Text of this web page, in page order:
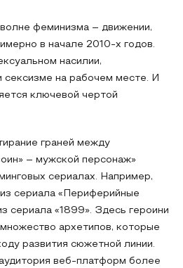
феминизма – движении,
в начале 2010-х годов.
насилии,
на рабочем месте. И
ключевой чертой
граней между
– мужской персонаж»
сериалах. Например,
сериала «Периферийные
сериала «1899». Здесь героини
архетипов, которые
развития сюжетной линии.
веб-платформ более